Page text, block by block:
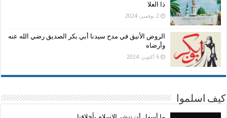
ذا العلا
2 نوفمبر، 2024
الروض الأنيق في مدح سيدنا أبي بكر الصديق رضي الله عنه
وأرضاه
6 أكتوبر، 2024
كيف اسلموا